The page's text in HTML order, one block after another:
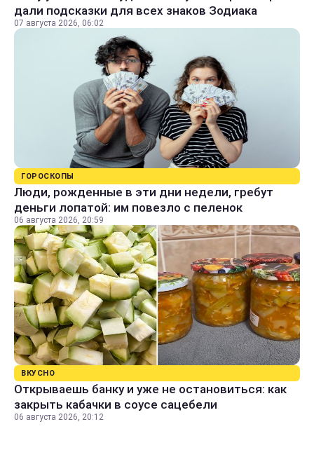
дали подсказки для всех знаков Зодиака
07 августа 2026, 06:02
ГОРОСКОПЫ
Люди, рожденные в эти дни недели, гребут
деньги лопатой: им повезло с пеленок
06 августа 2026, 20:59
ВКУСНО
Открываешь банку и уже не остановиться: как
закрыть кабачки в соусе сацебели
06 августа 2026, 20:12